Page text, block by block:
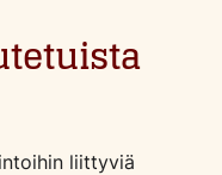
liittyviä